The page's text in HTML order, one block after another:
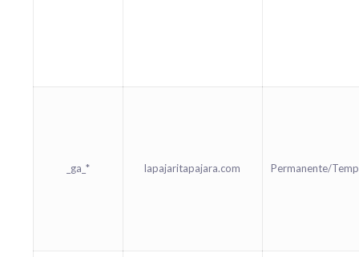
_ga_* lapajaritapajara.com Permanente/